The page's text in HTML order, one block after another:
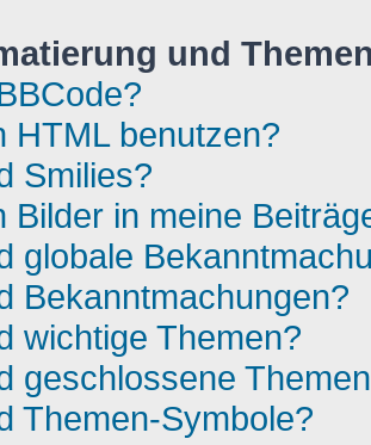
und
HTML benutzen?
Smilies?
Bilder in meine
globale
Bekanntmachungen?
wichtige Themen?
geschlossene
Themen-Symbole?